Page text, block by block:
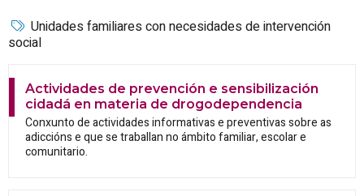
Unidades familiares con necesidades de intervención
social
Actividades de prevención e sensibilización
cidadá en materia de drogodependencia
Conxunto de actividades informativas e preventivas sobre as
adiccións e que se traballan no ámbito familiar, escolar e
comunitario.